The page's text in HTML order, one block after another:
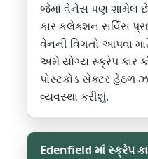
જેમાં વેનેસ પણ શામેલ
કાર કલેક્શન સર્વિસ
વેનની વિગતો આપવા
અમે યોગ્ય સ્ક્રેપ કાર
પોસ્ટકોડ સેક્ટર હેઠળ
વ્યવસ્થા કરીશું.
Edenfield માં સ્ક્રેપ